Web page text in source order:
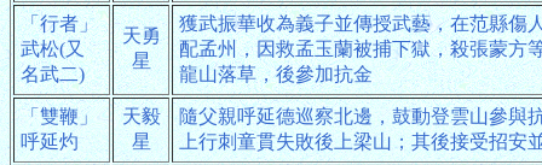
「行者」
武松(又
名武二)
天勇
星
獲武振華收為義子並傳授武藝，在范縣傷
配孟州，因救孟玉蘭被捕下獄，殺張蒙方
龍山落草，後參加抗金
「雙鞭」
呼延灼
天毅
星
隨父親呼延德巡察北邊，鼓動登雲山參與
上行刺童貫失敗後上梁山；其後接受招安